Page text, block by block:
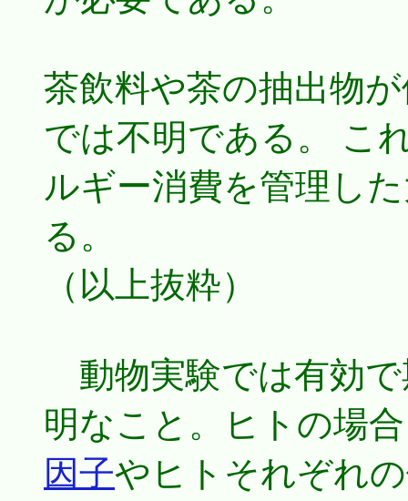
茶飲料や茶の抽出物
では不明である。 こ
ルギー消費を管理し
る。
（以上抜粋）
動物実験では有効
明なこと。ヒトの場
因子やヒトそれぞれ